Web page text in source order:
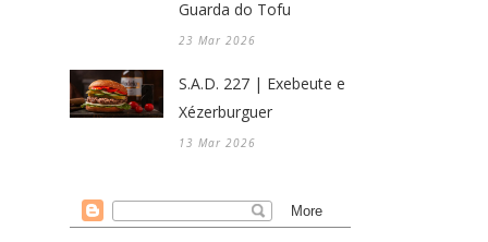
Guarda do Tofu
23 Mar 2026
S.A.D. 227 | Exebeute e
Xézerburguer
13 Mar 2026